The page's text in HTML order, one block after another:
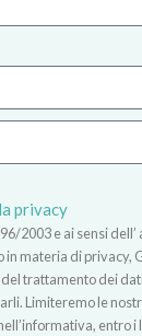
privacy
2003 e ai sensi
in materia di privacy,
trattamento dei
Limiteremo le
entro i